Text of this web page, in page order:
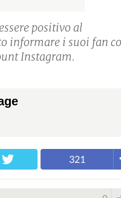
positivo al
informare i suoi fan
Instagram.
321